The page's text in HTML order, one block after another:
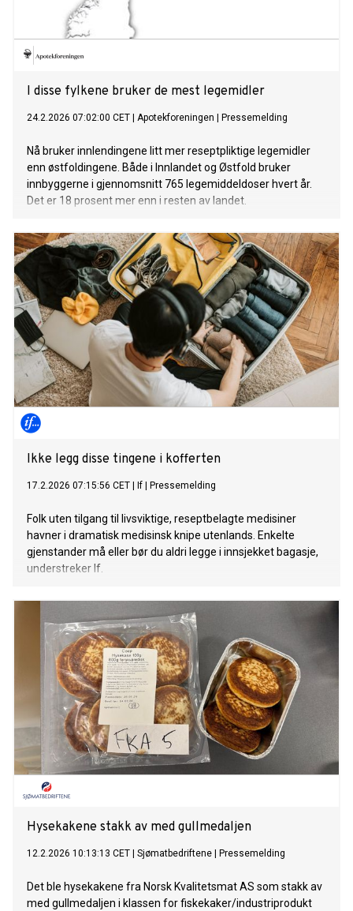
I disse fylkene bruker de mest legemidler
24.2.2026 07:02:00 CET Apotekforeningen Pressemelding
Nå bruker innlendingene litt mer reseptpliktige legemidler
enn østfoldingene. Både i Innlandet og Østfold bruker
innbyggerne i gjennomsnitt 765 legemiddeldoser hvert år.
Det er 18 prosent mer enn i resten av landet.
Ikke legg disse tingene i kofferten
17.2.2026 07:15:56 CET If Pressemelding
Folk uten tilgang til livsviktige, reseptbelagte medisiner
havner i dramatisk medisinsk knipe utenlands. Enkelte
gjenstander må eller bør du aldri legge i innsjekket bagasje,
understreker If.
Hysekakene stakk av med gullmedaljen
12.2.2026 10:13:13 CET Sjømatbedriftene Pressemelding
Det ble hysekakene fra Norsk Kvalitetsmat AS som stakk av
med gullmedaljen i klassen for fiskekaker/industriprodukt